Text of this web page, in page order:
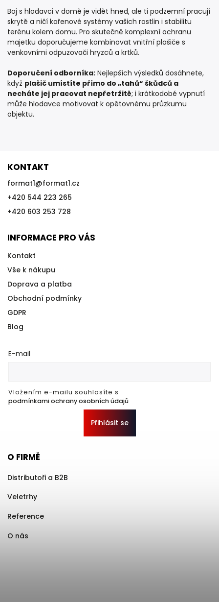
Boj s hlodavci v domě je vidět hned, ale ti podzemní pracují
skrytě a ničí kořenové systémy vašich rostlin i stabilitu
terénu kolem domu. Pro skutečně komplexní ochranu
majetku doporučujeme kombinovat vnitřní plašiče s
venkovními odpuzovači hryzců a krtků.
Doporučení odborníka: Nejlepších výsledků dosáhnete,
když plašič umístíte přímo do „tahů“ škůdců a
necháte jej pracovat nepřetržitě; i krátkodobé vypnutí
může hlodavce motivovat k opětovnému průzkumu
objektu.
KONTAKT
format1@format1.cz
+420 544 223 265
+420 603 253 728
INFORMACE PRO VÁS
Kontakt
Vše k nákupu
Doprava a platba
Obchodní podmínky
GDPR
Blog
E-mail
Vložením e-mailu souhlasíte s
podmínkami ochrany osobních údajů
Přihlásit se
O FIRMĚ
Distributoři a B2B
Veletrhy
Reference
O nás